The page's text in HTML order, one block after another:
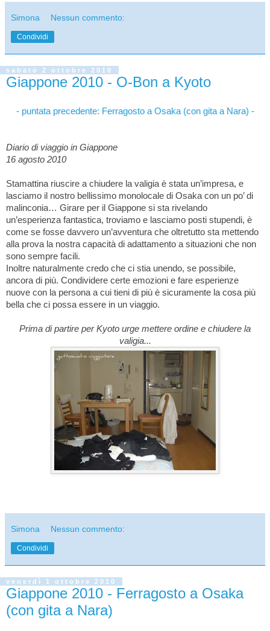
Simona Nessun commento:
Condividi
sabato 2 ottobre 2010
Giappone 2010 - O-Bon a Kyoto
- puntata precedente: Ferragosto a Osaka (con gita a Nara) -
Diario di viaggio in Giappone
16 agosto 2010
Stamattina riuscire a chiudere la valigia è stata un’impresa, e
lasciamo il nostro bellissimo monolocale di Osaka con un po’ di
malinconia… Girare per il Giappone si sta rivelando
un’esperienza fantastica, troviamo e lasciamo posti stupendi, è
come se fosse davvero un’avventura che oltretutto sta mettendo
alla prova la nostra capacità di adattamento a situazioni che non
sono sempre facili.
Inoltre naturalmente credo che ci stia unendo, se possibile,
ancora di più. Condividere certe emozioni e fare esperienze
nuove con la persona a cui tieni di più è sicuramente la cosa più
bella che ci possa essere in un viaggio.
Prima di partire per Kyoto urge mettere ordine e chiudere la
valigia...
Simona Nessun commento:
Condividi
venerdì 1 ottobre 2010
Giappone 2010 - Ferragosto a Osaka
(con gita a Nara)